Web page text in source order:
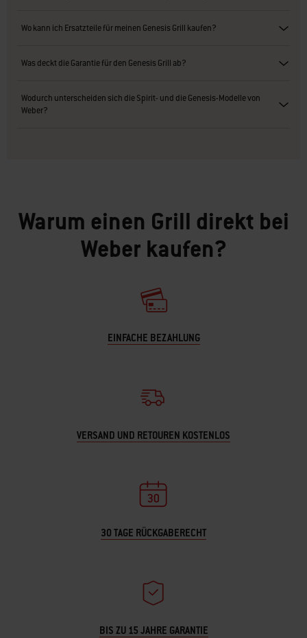
Wo kann ich Ersatzteile für meinen Genesis Grill kaufen?
Was deckt die Garantie für den Genesis Grill ab?
Wodurch unterscheiden sich die Spirit- und die Genesis-Modelle von
Weber?
Warum einen Grill direkt bei
Weber kaufen?
EINFACHE BEZAHLUNG
VERSAND UND RETOUREN KOSTENLOS
30 TAGE RÜCKGABERECHT
BIS ZU 15 JAHRE GARANTIE